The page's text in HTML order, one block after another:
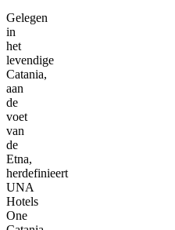
Gelegen
in
het
levendige
Catania,
aan
de
voet
van
de
Etna,
herdefinieert
UNA
Hotels
One